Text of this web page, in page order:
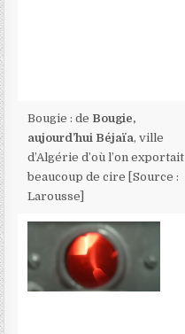
Bougie : de Bougie,
aujourd’hui Béjaïa, ville
d’Algérie d’où l’on exportait
beaucoup de cire [Source :
Larousse]